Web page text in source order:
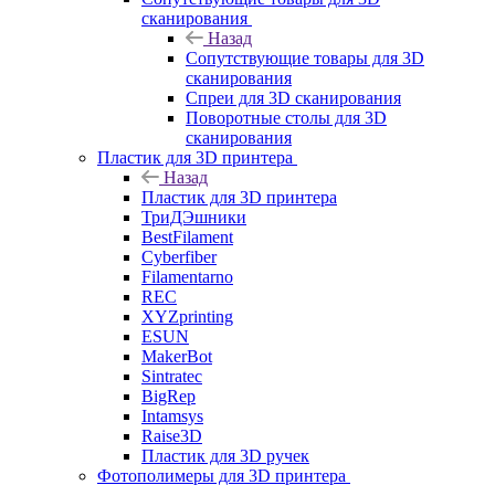
сканирования
Назад
Сопутствующие товары для 3D
сканирования
Спреи для 3D сканирования
Поворотные столы для 3D
сканирования
Пластик для 3D принтера
Назад
Пластик для 3D принтера
ТриДЭшники
BestFilament
Cyberfiber
Filamentarno
REC
XYZprinting
ESUN
MakerBot
Sintratec
BigRep
Intamsys
Raise3D
Пластик для 3D ручек
Фотополимеры для 3D принтера